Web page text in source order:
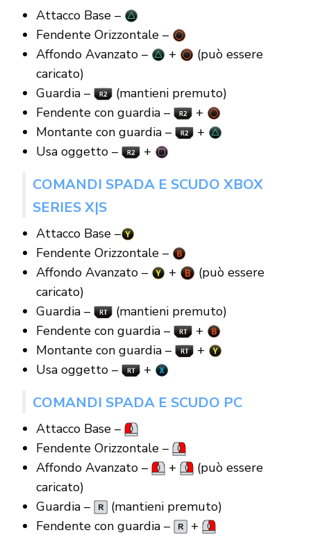
Attacco Base –
Fendente Orizzontale –
Affondo Avanzato –
+
(può essere
caricato)
Guardia –
(mantieni premuto)
Fendente con guardia –
+
Montante con guardia –
+
Usa oggetto –
+
COMANDI SPADA E SCUDO XBOX
SERIES X|S
Attacco Base –
Fendente Orizzontale –
Affondo Avanzato –
+
(può essere
caricato)
Guardia –
(mantieni premuto)
Fendente con guardia –
+
Montante con guardia –
+
Usa oggetto –
+
COMANDI SPADA E SCUDO PC
Attacco Base –
Fendente Orizzontale –
Affondo Avanzato –
+
(può essere
caricato)
Guardia –
(mantieni premuto)
Fendente con guardia –
+